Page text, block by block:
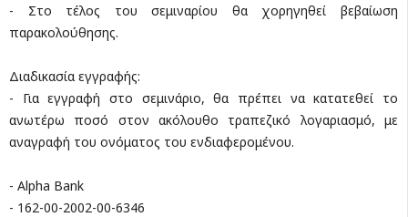
- Στο τέλος του σεμιναρίου θα χορηγηθεί βεβαίωση
παρακολούθησης.
Διαδικασία εγγραφής:
- Για εγγραφή στο σεμινάριο, θα πρέπει να κατατεθεί το
ανωτέρω ποσό στον ακόλουθο τραπεζικό λογαριασμό, με
αναγραφή του ονόματος του ενδιαφερομένου.
- Alpha Bank
- 162-00-2002-00-6346